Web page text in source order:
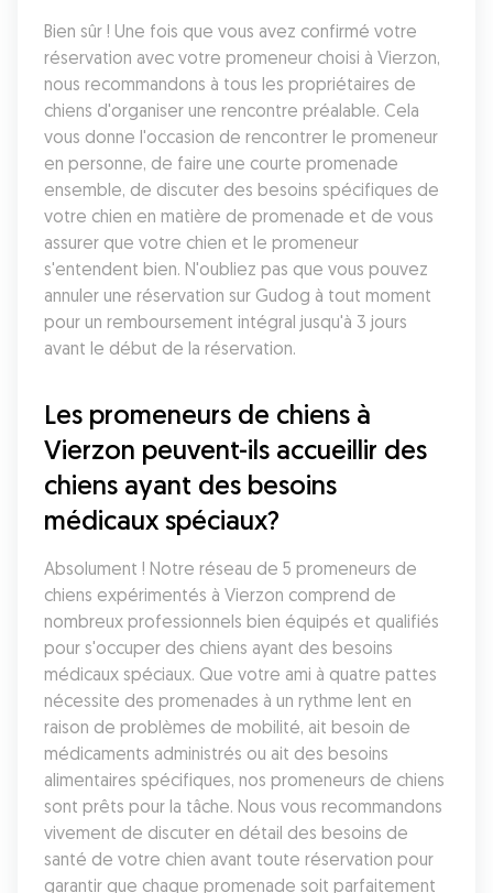
Bien sûr ! Une fois que vous avez confirmé votre
réservation avec votre promeneur choisi à Vierzon,
nous recommandons à tous les propriétaires de
chiens d'organiser une rencontre préalable. Cela
vous donne l'occasion de rencontrer le promeneur
en personne, de faire une courte promenade
ensemble, de discuter des besoins spécifiques de
votre chien en matière de promenade et de vous
assurer que votre chien et le promeneur
s'entendent bien. N'oubliez pas que vous pouvez
annuler une réservation sur Gudog à tout moment
pour un remboursement intégral jusqu'à 3 jours
avant le début de la réservation.
Les promeneurs de chiens à
Vierzon peuvent-ils accueillir des
chiens ayant des besoins
médicaux spéciaux?
Absolument ! Notre réseau de 5 promeneurs de
chiens expérimentés à Vierzon comprend de
nombreux professionnels bien équipés et qualifiés
pour s'occuper des chiens ayant des besoins
médicaux spéciaux. Que votre ami à quatre pattes
nécessite des promenades à un rythme lent en
raison de problèmes de mobilité, ait besoin de
médicaments administrés ou ait des besoins
alimentaires spécifiques, nos promeneurs de chiens
sont prêts pour la tâche. Nous vous recommandons
vivement de discuter en détail des besoins de
santé de votre chien avant toute réservation pour
garantir que chaque promenade soit parfaitement